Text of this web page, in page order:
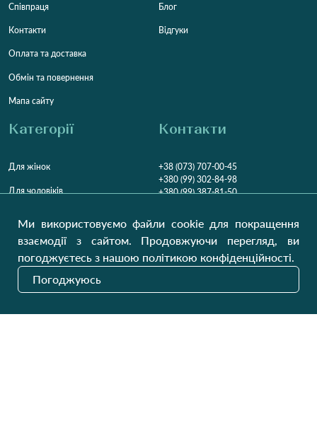
Співпраця
Контакти
Оплата та доставка
Обмін та повернення
Мапа сайту
Блог
Відгуки
Категорії
Для жінок
Для чоловіків
Домашній текстиль
Контакти
+38 (073) 707-00-45
+380 (99) 302-84-98
+380 (99) 387-81-50
Пн-Пт9:00 - 16:00
НДВихідний
Наші оновлення
Ми використовуємо файли cookie для покращення
взаємодії з сайтом. Продовжуючи перегляд, ви
погоджуєтесь з нашою політикою конфіденційності.
Погоджуюсь